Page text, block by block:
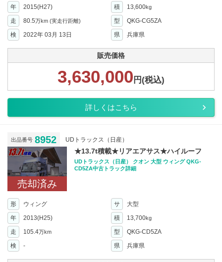
年
2015(H27) 積 13,600kg
走 80.5万km (実走行距離) 型
QKG-CG5ZA
検
2022年 03月 13日 県 兵庫県
販売価格
3,630,000 円(税込)
詳しくはこちら
出品番号 8952 UDトラックス（日産）
売却済み
★13.7t積載★リアエアサス★ハイルーフ
UDトラックス（日産） クオン 大型 ウィング QKG-
CD5ZA中古トラック詳細
形 ウィング サ
大型
年
2013(H25) 積 13,700kg
走 105.4万km 型
QKG-CD5ZA
検
- 県 兵庫県